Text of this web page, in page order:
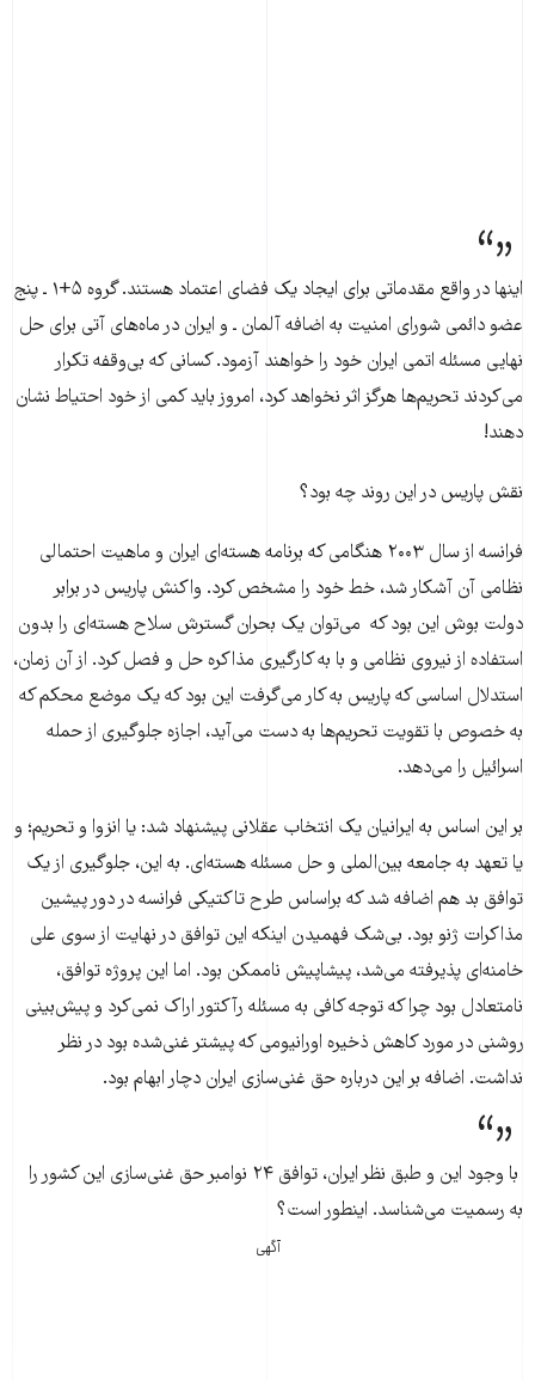
اینها در واقع مقدماتی برای ایجاد یک فضای اعتماد هستند. گروه ۵+۱ ـ پنج
عضو دائمی شورای امنیت به اضافه آلمان ـ و ایران در ماه‌های آتی برای حل
نهایی مسئله اتمی ایران خود را خواهند آزمود. کسانی که بی‌وقفه تکرار
می‌کردند تحریم‌ها هرگز اثر نخواهد کرد، امروز باید کمی از خود احتیاط نشان
دهند!
نقش پاریس در این روند چه بود؟
فرانسه از سال ۲۰۰۳ هنگامی که برنامه هسته‌ای ایران و ماهیت احتمالی
نظامی آن آشکار شد، خط خود را مشخص کرد. واکنش پاریس در برابر
دولت بوش این بود که می‌توان یک بحران گسترش سلاح هسته‌ای را بدون
استفاده از نیروی نظامی و با به کارگیری مذاکره حل و فصل کرد. از آن زمان،
استدلال اساسی که پاریس به کار می‌گرفت این بود که یک موضع محکم که
به خصوص با تقویت تحریم‌ها به دست می‌آید، اجازه جلوگیری از حمله
اسرائیل را می‌دهد.
بر این اساس به ایرانیان یک انتخاب عقلانی پیشنهاد شد: یا انزوا و تحریم؛ و
یا تعهد به جامعه بین‌الملی و حل مسئله هسته‌ای. به این، جلوگیری از یک
توافق بد هم اضافه شد که براساس طرح تاکتیکی فرانسه در دور پیشین
مذاکرات ژنو بود. بی‌شک فهمیدن اینکه این توافق در نهایت از سوی علی
خامنه‌ای پذیرفته می‌شد، پیشاپیش ناممکن بود. اما این پروژه توافق،
نامتعادل بود چرا که توجه کافی به مسئله رآکتور اراک نمی‌کرد و پیش‌بینی
روشنی در مورد کاهش ذخیره اورانیومی که پیشتر غنی‌شده بود در نظر
نداشت. اضافه بر این درباره حق غنی‌سازی ایران دچار ابهام بود.
با وجود این و طبق نظر ایران، توافق ۲۴ نوامبر حق غنی‌سازی این کشور را
به رسمیت می‌شناسد. اینطور است؟
آگهی